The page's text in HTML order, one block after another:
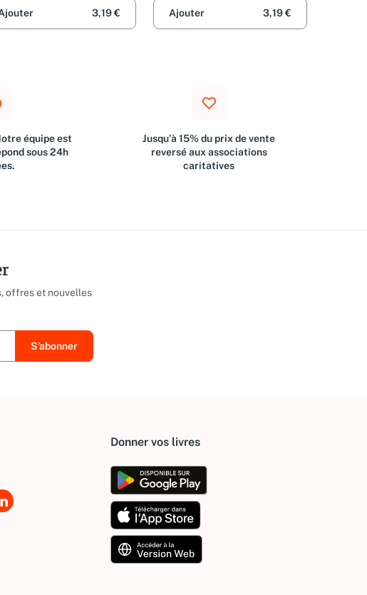
3,19 € Ajouter 3,19 €
équipe est
sous 24h
Jusqu'à 15% du prix de vente
reversé aux associations
caritatives
offres et nouvelles
Donner vos livres